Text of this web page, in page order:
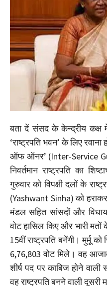
बता दें संसद के केन्द्रीय कक्ष
‘राष्ट्रपति भवन’ के लिए रवाना
ऑफ ऑनर’ (Inter-Service
निवर्तमान राष्ट्रपति का
गुरुवार को विपक्षी दलों के
(Yashwant Sinha) को हराकर
मंडल सहित सांसदों और
वोट हासिल किए और भारी
15वीं राष्ट्रपति बनेंगी। मुर्मू
6,76,803 वोट मिले। वह
शीर्ष पद पर काबिज होने
वह राष्ट्रपति बनने वाली दूसरी